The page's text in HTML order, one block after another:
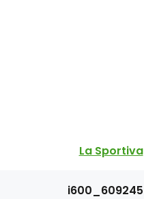
La Sportiva
i600_609245